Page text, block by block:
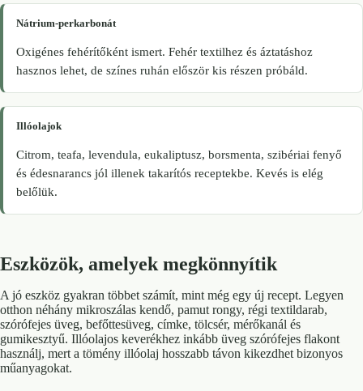
Nátrium-perkarbonát
Oxigénes fehérítőként ismert. Fehér textilhez és áztatáshoz
hasznos lehet, de színes ruhán először kis részen próbáld.
Illóolajok
Citrom, teafa, levendula, eukaliptusz, borsmenta, szibériai fenyő
és édesnarancs jól illenek takarítós receptekbe. Kevés is elég
belőlük.
Eszközök, amelyek megkönnyítik
A jó eszköz gyakran többet számít, mint még egy új recept. Legyen
otthon néhány mikroszálas kendő, pamut rongy, régi textildarab,
szórófejes üveg, befőttesüveg, címke, tölcsér, mérőkanál és
gumikesztyű. Illóolajos keverékhez inkább üveg szórófejes flakont
használj, mert a tömény illóolaj hosszabb távon kikezdhet bizonyos
műanyagokat.